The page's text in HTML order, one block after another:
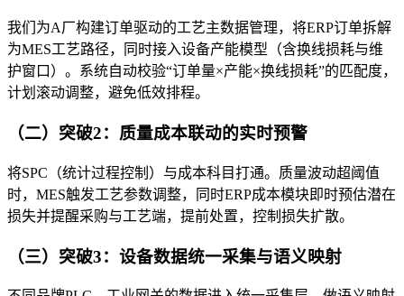
我们为A厂构建订单驱动的工艺主数据管理，将ERP订单拆解
为MES工艺路径，同时接入设备产能模型（含换线损耗与维
护窗口）。系统自动校验“订单量×产能×换线损耗”的匹配度，
计划滚动调整，避免低效排程。
（二）突破2：质量成本联动的实时预警
将SPC（统计过程控制）与成本科目打通。质量波动超阈值
时，MES触发工艺参数调整，同时ERP成本模块即时预估潜在
损失并提醒采购与工艺端，提前处置，控制损失扩散。
（三）突破3：设备数据统一采集与语义映射